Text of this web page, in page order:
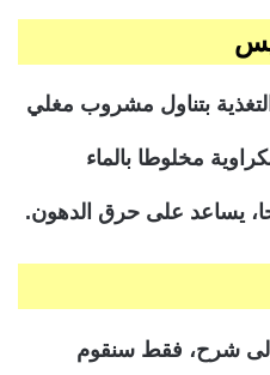
بتناول مشروب مغلي
مخلوطا بالماء
يساعد على حرق الدهون.
إلى شرح، فقط سنقوم